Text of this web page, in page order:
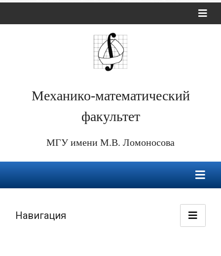
Механико-математический
факультет
МГУ имени М.В. Ломоносова
Навигация